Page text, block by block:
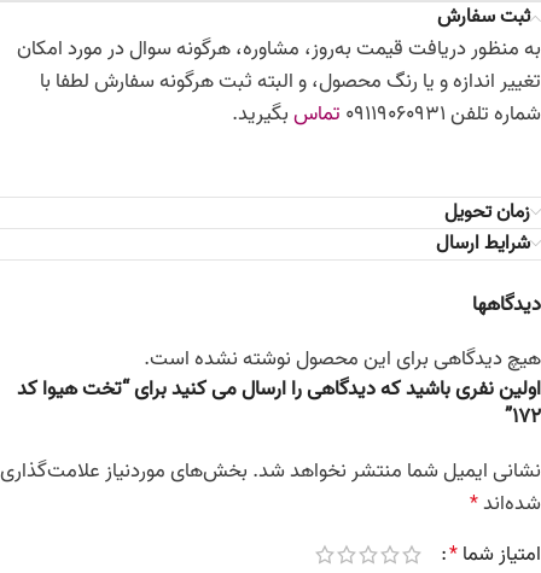
ثبت سفارش
به منظور دریافت قیمت به‌روز، مشاوره، هرگونه سوال در مورد امکان
تغییر اندازه و یا رنگ محصول، و البته ثبت هرگونه سفارش لطفا با
شماره تلفن 09119060931
تماسبگیرید.
زمان تحویل
شرایط ارسال
دیدگاهها
هیچ دیدگاهی برای این محصول نوشته نشده است.
اولین نفری باشید که دیدگاهی را ارسال می کنید برای “تخت هیوا کد
172”
نشانی ایمیل شما منتشر نخواهد شد. بخش‌های موردنیاز علامت‌گذاری
شده‌اند*
امتیاز شما*